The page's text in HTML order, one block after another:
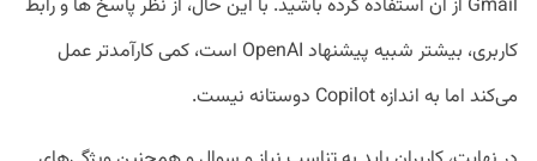
Gmail از آن استفاده کرده باشید. با این حال، از نظر پاسخ ها و رابط
کاربری، بیشتر شبیه پیشنهاد OpenAI است، کمی کارآمدتر عمل
می‌کند اما به اندازه Copilot دوستانه نیست.